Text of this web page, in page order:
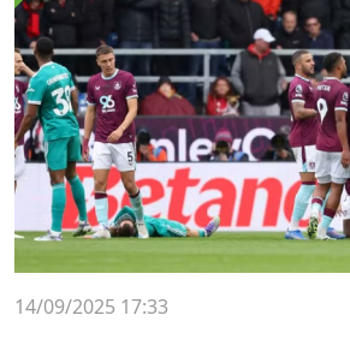
14/09/2025 17:33